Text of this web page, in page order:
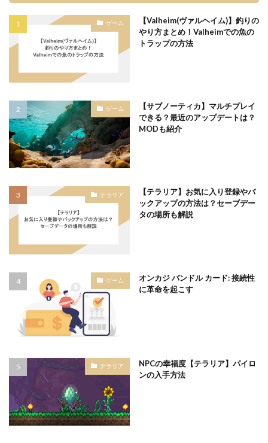
ゲーム
【Valheim(ヴァルヘイム)】釣りの
やり方まとめ！Valheimでの魚の
トラップの方法
ゲーム
【サブノーティカ】マルチプレイ
できる？最近のアップデートは？
MODも紹介
テラリア
【テラリア】お気に入り登録やバ
ックアップの方法は？セーブデー
タの場所も解説
ゲーム
オンカジ バンドル カード: 接続性
に革命を起こす
テラリア
NPCの幸福度【テラリア】パイロ
ンの入手方法